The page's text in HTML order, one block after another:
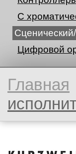
С
Цифровой
Главная